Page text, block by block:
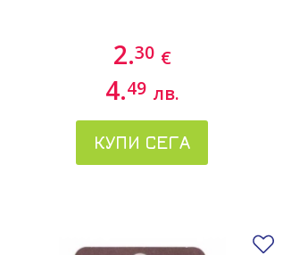
2.30 €
4.49 лв.
КУПИ СЕГА
Добави в любими